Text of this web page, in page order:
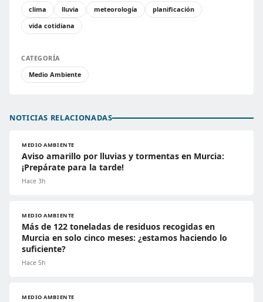
clima
lluvia meteorología
planificación
vida cotidiana
CATEGORÍA
Medio Ambiente
NOTICIAS RELACIONADAS
MEDIO AMBIENTE
Aviso amarillo por lluvias y tormentas en Murcia:
¡Prepárate para la tarde!
Hace 3h
MEDIO AMBIENTE
Más de 122 toneladas de residuos recogidas en
Murcia en solo cinco meses: ¿estamos haciendo lo
suficiente?
Hace 5h
MEDIO AMBIENTE